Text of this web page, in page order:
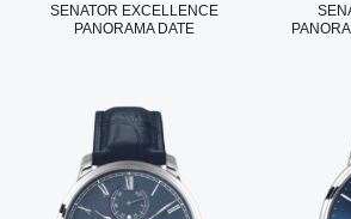
SENATOR EXCELLENCE
PANORAMA DATE